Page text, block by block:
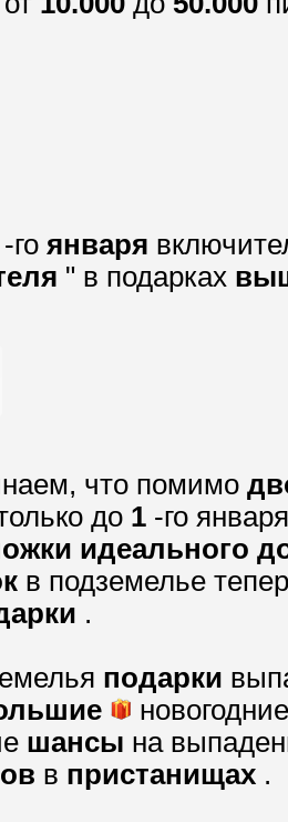
-го января
" в подарках
что помимо
до 1 -го
идеального
в подземелье
.
подарки
шансы на
в пристанищах .